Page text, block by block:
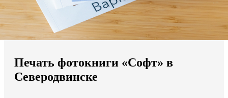
Мы доставляем по всему миру
Продолжить без города
Печать фотокниги «Софт» в
Северодвинске